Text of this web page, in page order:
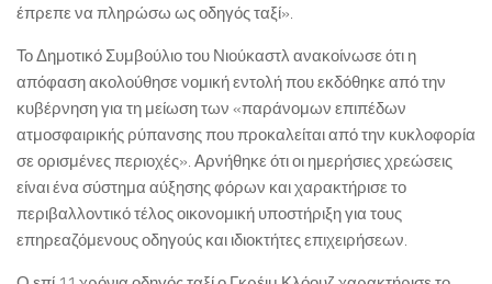
έπρεπε να πληρώσω ως οδηγός ταξί».
Το Δημοτικό Συμβούλιο του Νιούκαστλ ανακοίνωσε ότι η
απόφαση ακολούθησε νομική εντολή που εκδόθηκε από την
κυβέρνηση για τη μείωση των «παράνομων επιπέδων
ατμοσφαιρικής ρύπανσης που προκαλείται από την κυκλοφορία
σε ορισμένες περιοχές». Αρνήθηκε ότι οι ημερήσιες χρεώσεις
είναι ένα σύστημα αύξησης φόρων και χαρακτήρισε το
περιβαλλοντικό τέλος οικονομική υποστήριξη για τους
επηρεαζόμενους οδηγούς και ιδιοκτήτες επιχειρήσεων.